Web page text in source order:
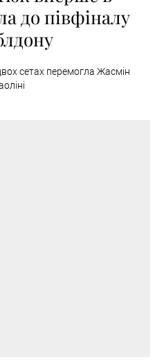
до півфіналу
сетах перемогла Жасмін